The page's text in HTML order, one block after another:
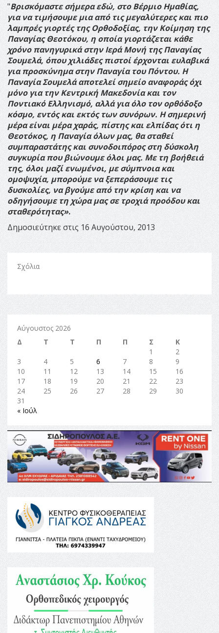
"Βρισκόμαστε σήμερα εδώ, στο Βέρμιο Ημαθίας,
για να τιμήσουμε μια από τις μεγαλύτερες και πιο
λαμπρές γιορτές της Ορθοδοξίας, την Κοίμηση της
Παναγίας Θεοτόκου, η οποία γιορτάζεται κάθε
χρόνο πανηγυρικά στην Ιερά Μονή της Παναγίας
Σουμελά, όπου χιλιάδες πιστοί έρχονται ευλαβικά
για προσκύνημα στην Παναγία του Πόντου. Η
Παναγία Σουμελά αποτελεί σημείο αναφοράς όχι
μόνο για την Κεντρική Μακεδονία και τον
Ποντιακό Ελληνισμό, αλλά για όλο τον ορθόδοξο
κόσμο, εντός και εκτός των συνόρων. Η σημερινή
μέρα είναι μέρα χαράς, πίστης και ελπίδας ότι η
Θεοτόκος, η Παναγία όλων μας, θα σταθεί
συμπαραστάτης και συνοδοιπόρος στη δύσκολη
συγκυρία που βιώνουμε όλοι μας. Με τη βοήθειά
της, όλοι μαζί ενωμένοι, με σύμπνοια και
ομοψυχία, μπορούμε να ξεπεράσουμε τις
δυσκολίες, να βγούμε από την κρίση και να
οδηγήσουμε τη χώρα μας σε τροχιά προόδου και
σταθερότητας».
Δημοσιεύτηκε στις 16 Αυγούστου, 2013
Σχόλια
Αύγουστος 2026
Δ
Τ Τ Π Π Σ
Κ
1
2
3
4 5 6 7 8
9
10
11 12 13 14 15
16
17
18 19 20 21 22
23
24
25 26 27 28 29
30
31
« Ιούλ